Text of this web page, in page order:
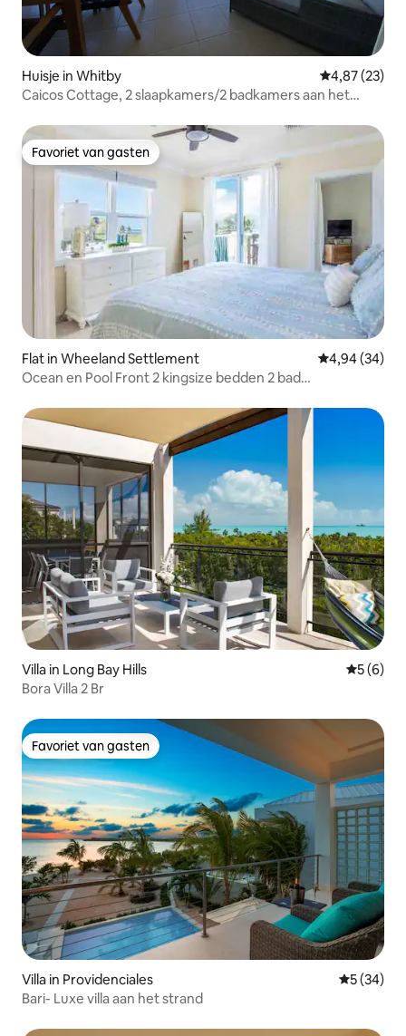
Huisje in Whitby Gemiddelde
4,87 (23)
Caicos Cottage, 2 slaapkamers/2 badkamers aan het
Favoriet van gasten
Favoriet van gasten
Flat in Wheeland Settlement Gemiddelde
4,94 (34)
Ocean en Pool Front 2 kingsize bedden 2 bad
Villa in Long Bay Hills
5 (6)
Bora Villa 2 Br
Favoriet van gasten
Favoriet van gasten
Villa in Providenciales
5 (34)
Bari- Luxe villa aan het strand